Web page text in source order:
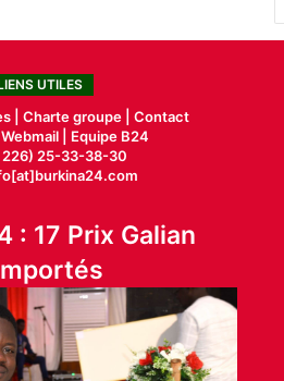
UTILES
| Charte groupe | Contact
Webmail |
Equipe B24
226) 25-33-38-30
: 17 Prix Galian